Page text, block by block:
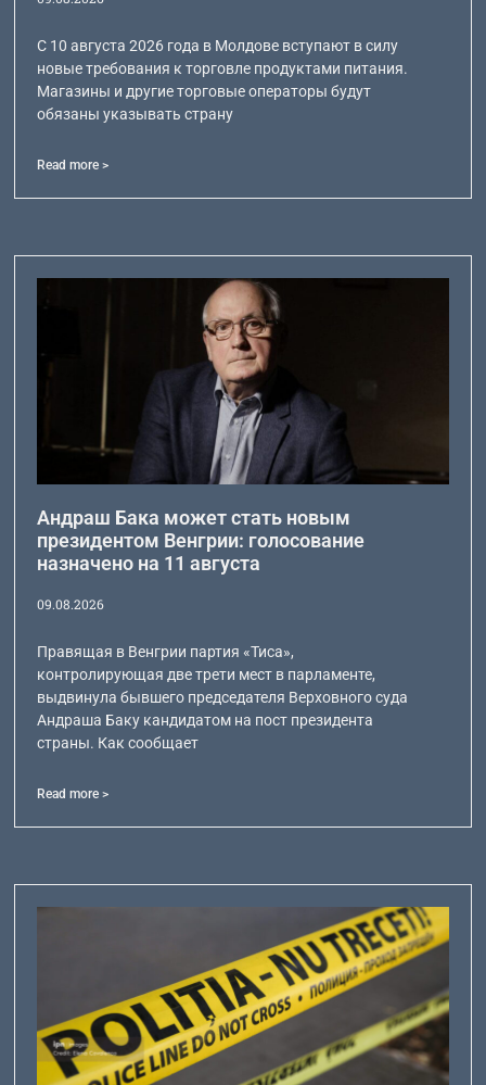
С 10 августа 2026 года в Молдове вступают в силу
новые требования к торговле продуктами питания.
Магазины и другие торговые операторы будут
обязаны указывать страну
Read more >
Андраш Бака может стать новым
президентом Венгрии: голосование
назначено на 11 августа
09.08.2026
Правящая в Венгрии партия «Тиса»,
контролирующая две трети мест в парламенте,
выдвинула бывшего председателя Верховного суда
Андраша Баку кандидатом на пост президента
страны. Как сообщает
Read more >